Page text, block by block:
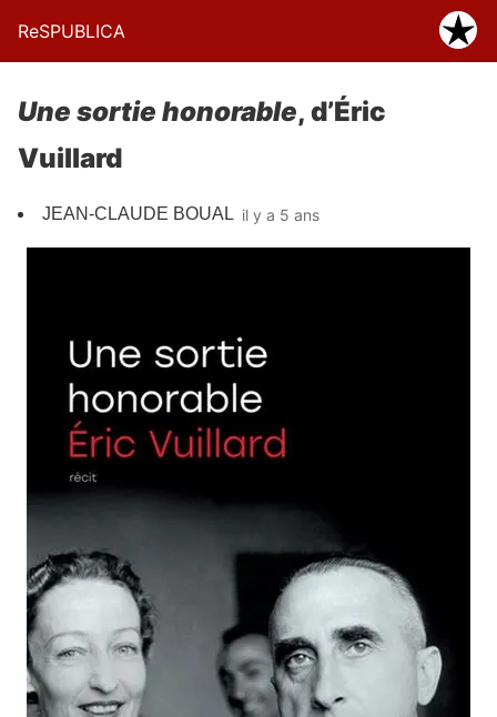
ReSPUBLICA
Une sortie honorable, d’Éric
Vuillard
JEAN-CLAUDE BOUAL il y a 5 ans